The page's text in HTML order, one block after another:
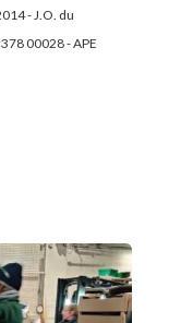
- J.O. du
00028 - APE